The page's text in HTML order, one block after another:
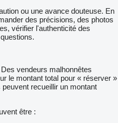
ou une avance douteuse. En
des précisions, des photos
vérifier l'authenticité des
vendeurs malhonnêtes
le montant total pour « réserver »
recueillir un montant
être :